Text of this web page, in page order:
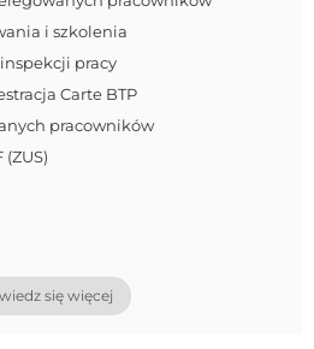
i szkolenia
pracy
Carte BTP
pracowników
(ZUS)
się więcej